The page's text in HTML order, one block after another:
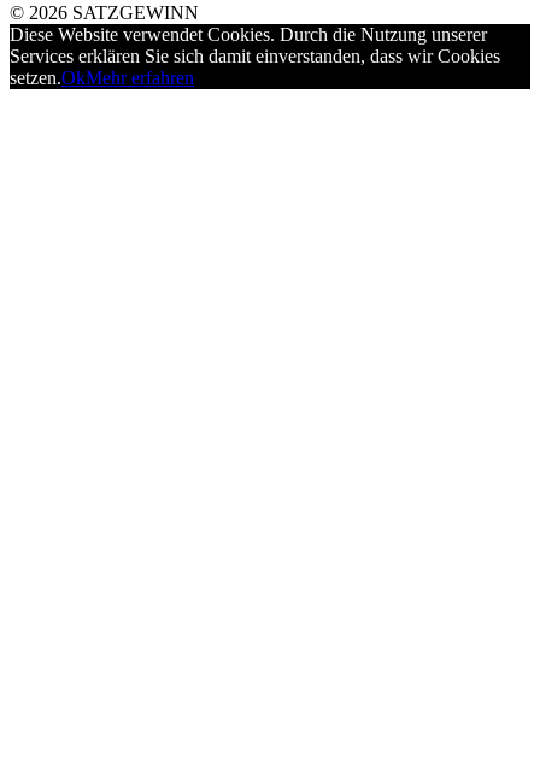
© 2026 SATZGEWINN
Diese Website verwendet Cookies. Durch die Nutzung unserer
Services erklären Sie sich damit einverstanden, dass wir Cookies
setzen.OkMehr erfahren